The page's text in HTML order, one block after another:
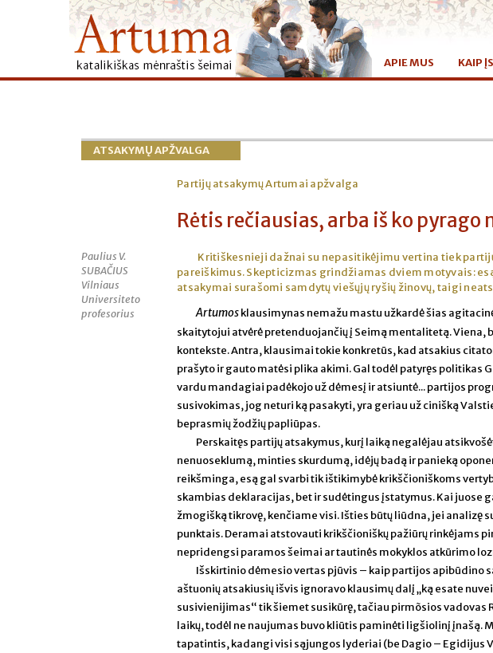
APIE MUS KAIP
ATSAKYMŲ APŽVALGA
Partijų atsakymų Artumai apžvalga
Rėtis rečiausias, arba iš ko pyrago
Paulius V.
SUBAČIUS
Vilniaus
Universiteto
profesorius
Kritiškesnieji dažnai su nepasitikėjimu vertina tiek
pareiškimus. Skepticizmas grindžiamas dviem motyvais:
atsakymai surašomi samdytų viešųjų ryšių žinovų, taigi
Artumosklausimynas nemažu mastu užkardė šias
skaitytojui atvėrė pretenduojančių į Seimą mentalitetą. Viena,
kontekste. Antra, klausimai tokie konkretūs, kad atsakius
prašyto ir gauto matėsi plika akimi. Gal todėl patyręs politikas
vardu mandagiai padėkojo už dėmesį ir atsiuntė... partijos
susivokimas, jog neturi ką pasakyti, yra geriau už cinišką
beprasmių žodžių papliūpas.
Perskaitęs partijų atsakymus, kurį laiką negalėjau
nenuoseklumą, minties skurdumą, idėjų badą ir panieką
reikšminga, esą gal svarbi tik ištikimybė krikščioniškoms
skambias deklaracijas, bet ir sudėtingus įstatymus. Kai juose
žmogišką tikrovę, kenčiame visi. Išties būtų liūdna, jei analizę
punktais. Deramai atstovauti krikščioniškų pažiūrų rinkėjams
nepridengsi paramos šeimai ar tautinės mokyklos atkūrimo
Išskirtinio dėmesio vertas pjūvis – kaip partijos apibūdino
aštuonių atsakiusių išvis ignoravo klausimų dalį „ką esate
susivienijimas“ tik šiemet susikūrę, tačiau pirmõsios vadovas
laikų, todėl ne naujumas buvo kliūtis paminėti ligšiolinį įnašą.
tapatintis, kadangi visi sąjungos lyderiai (be Dagio – Egidijus